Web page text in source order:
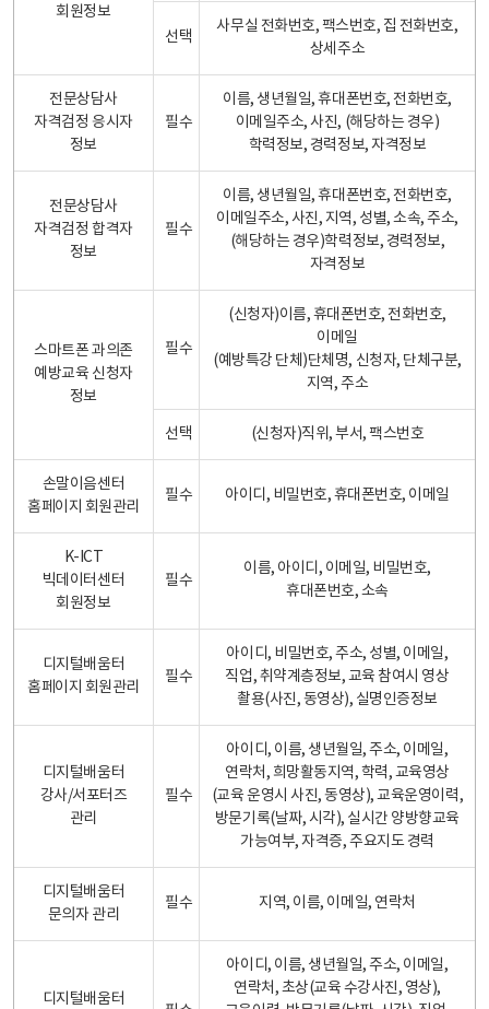
회원정보
선택
사무실 전화번호, 팩스번호, 집 전화번호,
상세주소
전문상담사
자격검정 응시자
정보
필수
이름, 생년월일, 휴대폰번호, 전화번호,
이메일주소, 사진, (해당하는 경우)
학력정보, 경력정보, 자격정보
전문상담사
자격검정 합격자
정보
필수
이름, 생년월일, 휴대폰번호, 전화번호,
이메일주소, 사진, 지역, 성별, 소속, 주소,
(해당하는 경우)학력정보, 경력정보,
자격정보
스마트폰 과의존
예방교육 신청자
정보
필수
(신청자)이름, 휴대폰번호, 전화번호,
이메일
(예방특강 단체)단체명, 신청자, 단체구분,
지역, 주소
선택 (신청자)직위, 부서, 팩스번호
손말이음센터
홈페이지 회원관리
필수 아이디, 비밀번호, 휴대폰번호, 이메일
K-ICT
빅데이터센터
회원정보
필수
이름, 아이디, 이메일, 비밀번호,
휴대폰번호, 소속
디지털배움터
홈페이지 회원관리
필수
아이디, 비밀번호, 주소, 성별, 이메일,
직업, 취약계층정보, 교육 참여시 영상
촬용(사진, 동영상), 실명인증정보
디지털배움터
강사/서포터즈
관리
필수
아이디, 이름, 생년월일, 주소, 이메일,
연락처, 희망활동지역, 학력, 교육영상
(교육 운영시 사진, 동영상), 교육운영이력,
방문기록(날짜, 시각), 실시간 양방향교육
가능여부, 자격증, 주요지도 경력
디지털배움터
문의자 관리
필수 지역, 이름, 이메일, 연락처
디지털배움터
아이디, 이름, 생년월일, 주소, 이메일,
연락처, 초상(교육 수강사진, 영상),